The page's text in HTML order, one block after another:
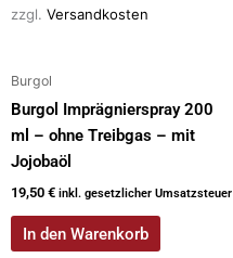
zzgl. Versandkosten
Burgol
Burgol Imprägnierspray 200
ml – ohne Treibgas – mit
Jojobaöl
19,50 € inkl. gesetzlicher Umsatzsteuer
In den Warenkorb